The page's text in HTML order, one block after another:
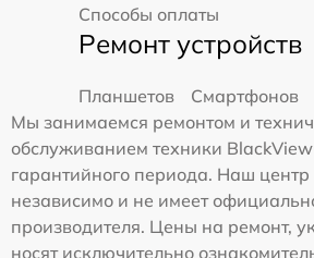
Способы оплаты
Ремонт устройств
Планшетов
Смартфонов
Мы занимаемся ремонтом и
обслуживанием техники
гарантийного периода. Наш
независимо и не имеет
производителя. Цены на ремонт,
носят исключительно